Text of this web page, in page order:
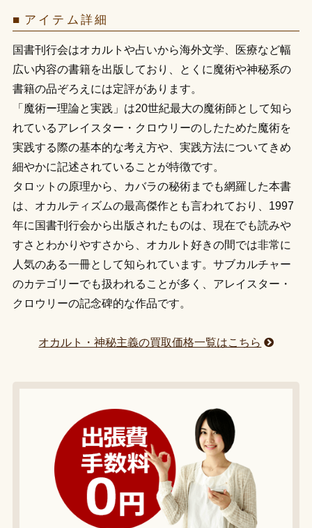
アイテム詳細
国書刊行会はオカルトや占いから海外文学、医療など幅
広い内容の書籍を出版しており、とくに魔術や神秘系の
書籍の品ぞろえには定評があります。
「魔術ー理論と実践」は20世紀最大の魔術師として知ら
れているアレイスター・クロウリーのしたためた魔術を
実践する際の基本的な考え方や、実践方法についてきめ
細やかに記述されていることが特徴です。
タロットの原理から、カバラの秘術までも網羅した本書
は、オカルティズムの最高傑作とも言われており、1997
年に国書刊行会から出版されたものは、現在でも読みや
すさとわかりやすさから、オカルト好きの間では非常に
人気のある一冊として知られています。サブカルチャー
のカテゴリーでも扱われることが多く、アレイスター・
クロウリーの記念碑的な作品です。
オカルト・神秘主義の買取価格一覧はこちら